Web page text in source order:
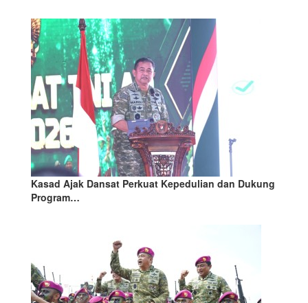
Kasad Ajak Dansat Perkuat Kepedulian dan Dukung
Program…